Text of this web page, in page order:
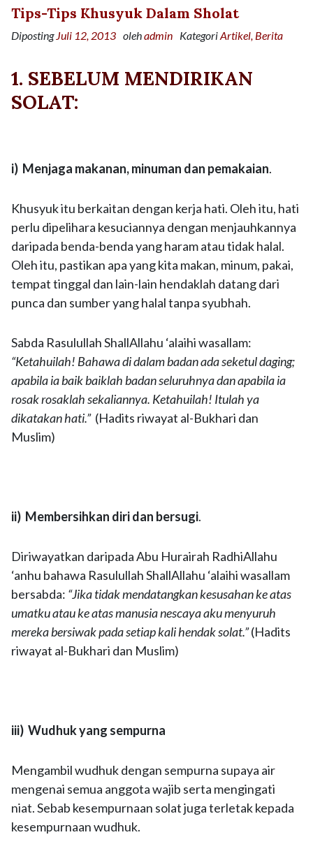
Tips-Tips Khusyuk Dalam Sholat
DipostingJuli 12, 2013 olehadmin KategoriArtikel Berita
1. SEBELUM MENDIRIKAN
SOLAT:
i) Menjaga makanan, minuman dan pemakaian.
Khusyuk itu berkaitan dengan kerja hati. Oleh itu, hati
perlu dipelihara kesuciannya dengan menjauhkannya
daripada benda-benda yang haram atau tidak halal.
Oleh itu, pastikan apa yang kita makan, minum, pakai,
tempat tinggal dan lain-lain hendaklah datang dari
punca dan sumber yang halal tanpa syubhah.
Sabda Rasulullah ShallAllahu ‘alaihi wasallam:
“Ketahuilah! Bahawa di dalam badan ada seketul daging;
apabila ia baik baiklah badan seluruhnya dan apabila ia
rosak rosaklah sekaliannya. Ketahuilah! Itulah ya
dikatakan hati.”(Hadits riwayat al-Bukhari dan
Muslim)
ii) Membersihkan diri dan bersugi.
Diriwayatkan daripada Abu Hurairah RadhiAllahu
‘anhu bahawa Rasulullah ShallAllahu ‘alaihi wasallam
bersabda: “Jika tidak mendatangkan kesusahan ke atas
umatku atau ke atas manusia nescaya aku menyuruh
mereka bersiwak pada setiap kali hendak solat.”(Hadits
riwayat al-Bukhari dan Muslim)
iii) Wudhuk yang sempurna
Mengambil wudhuk dengan sempurna supaya air
mengenai semua anggota wajib serta mengingati
niat. Sebab kesempurnaan solat juga terletak kepada
kesempurnaan wudhuk.